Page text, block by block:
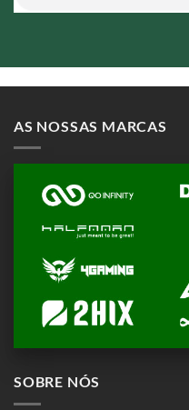
AS NOSSAS MARCAS
SOBRE NÓS